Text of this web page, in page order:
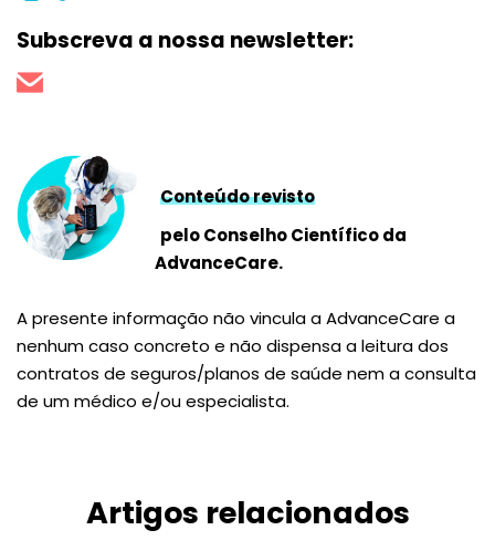
Subscreva a nossa newsletter:
Conteúdo revisto
pelo Conselho Científico da
AdvanceCare.
A presente informação não vincula a AdvanceCare a
nenhum caso concreto e não dispensa a leitura dos
contratos de seguros/planos de saúde nem a consulta
de um médico e/ou especialista.
Artigos relacionados